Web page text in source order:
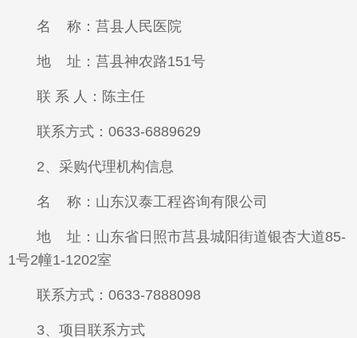
名 称：莒县人民医院
地 址：莒县神农路151号
联 系 人：陈主任
联系方式：0633-6889629
2、采购代理机构信息
名 称：山东汉泰工程咨询有限公司
地 址：山东省日照市莒县城阳街道银杏大道85-
1号2幢1-1202室
联系方式：0633-7888098
3、项目联系方式